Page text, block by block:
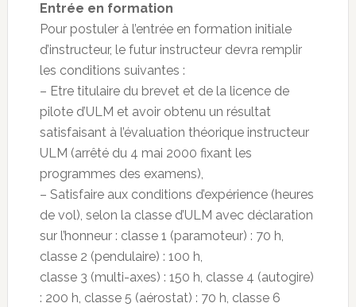
Entrée en formation
Pour postuler à l’entrée en formation initiale
d’instructeur, le futur instructeur devra remplir
les conditions suivantes :
– Etre titulaire du brevet et de la licence de
pilote d’ULM et avoir obtenu un résultat
satisfaisant à l’évaluation théorique instructeur
ULM (arrêté du 4 mai 2000 fixant les
programmes des examens),
– Satisfaire aux conditions d’expérience (heures
de vol), selon la classe d’ULM avec déclaration
sur l’honneur : classe 1 (paramoteur) : 70 h,
classe 2 (pendulaire) : 100 h,
classe 3 (multi-axes) : 150 h, classe 4 (autogire)
: 200 h, classe 5 (aérostat) : 70 h, classe 6